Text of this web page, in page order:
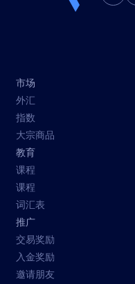
市场
外汇
指数
大宗商品
教育
课程
课程
词汇表
推广
交易奖励
入金奖励
邀请朋友